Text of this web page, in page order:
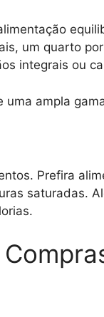
um quarto
integrais ou
uma ampla
Prefira
saturadas.